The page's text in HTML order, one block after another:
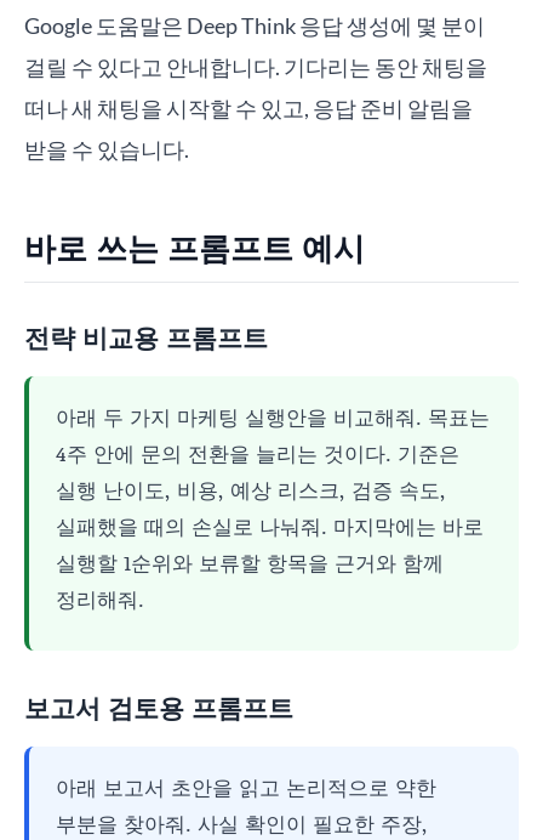
Google 도움말은 Deep Think 응답 생성에 몇 분이
걸릴 수 있다고 안내합니다. 기다리는 동안 채팅을
떠나 새 채팅을 시작할 수 있고, 응답 준비 알림을
받을 수 있습니다.
바로 쓰는 프롬프트 예시
전략 비교용 프롬프트
아래 두 가지 마케팅 실행안을 비교해줘. 목표는
4주 안에 문의 전환을 늘리는 것이다. 기준은
실행 난이도, 비용, 예상 리스크, 검증 속도,
실패했을 때의 손실로 나눠줘. 마지막에는 바로
실행할 1순위와 보류할 항목을 근거와 함께
정리해줘.
보고서 검토용 프롬프트
아래 보고서 초안을 읽고 논리적으로 약한
부분을 찾아줘. 사실 확인이 필요한 주장,